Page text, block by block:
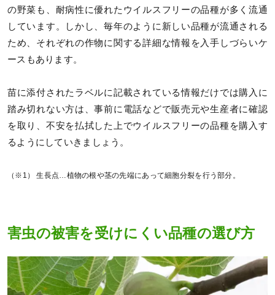
の野菜も、耐病性に優れたウイルスフリーの品種が多く流通
しています。しかし、毎年のように新しい品種が流通される
ため、それぞれの作物に関する詳細な情報を入手しづらいケ
ースもあります。
苗に添付されたラベルに記載されている情報だけでは購入に
踏み切れない方は、事前に電話などで販売元や生産者に確認
を取り、不安を払拭した上でウイルスフリーの品種を購入す
るようにしていきましょう。
（※1） 生長点…植物の根や茎の先端にあって細胞分裂を行う部分。
害虫の被害を受けにくい品種の選び方